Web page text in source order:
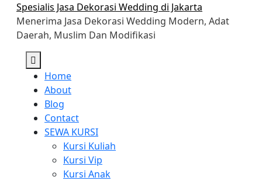
Skip
content
Spesialis Jasa Dekorasi Wedding di Jakarta
Menerima Jasa Dekorasi Wedding Modern, Adat
Daerah, Muslim Dan Modifikasi
Home
About
Blog
Contact
SEWA KURSI
Kursi Kuliah
Kursi Vip
Kursi Anak